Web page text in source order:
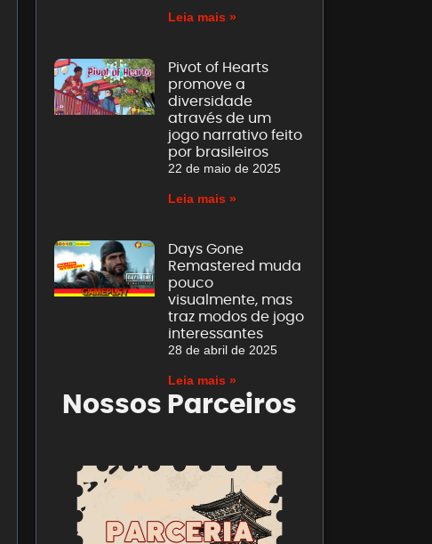
Leia mais »
Pivot of Hearts
promove a
diversidade
através de um
jogo narrativo feito
por brasileiros
22 de maio de 2025
Leia mais »
Days Gone
Remastered muda
pouco
visualmente, mas
traz modos de jogo
interessantes
28 de abril de 2025
Leia mais »
Nossos Parceiros